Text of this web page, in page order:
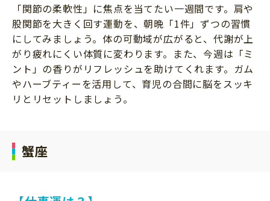
「関節の柔軟性」に焦点を当てたい一週間です。肩や
股関節を大きく回す運動を、朝晩「1件」ずつの習慣
にしてみましょう。体の可動域が広がると、代謝が上
がり疲れにくい体質に変わります。また、今週は「ミ
ント」の香りがリフレッシュを助けてくれます。ガム
やハーブティーを活用して、育児の合間に脳をスッキ
リとリセットしましょう。
蟹座